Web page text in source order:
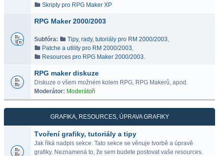
Skripty pro RPG Maker XP
RPG Maker 2000/2003
Subfóra: Tipy, rady, tutoriály pro RM 2000/2003,
Patche a utility pro RM 2000/2003,
Resources pro RPG Maker 2000/2003.
RPG maker diskuze
Diskuze o všem možném kolem RPG, RPG Makerů, apod.
Moderátor: Moderátoři
GRAFIKA, RESOURCES, ÚPRAVA GRAFIKY
Tvoření grafiky, tutoriály a tipy
Jak řiká nadpis sekce. Tato sekce se věnuje tvorbě a úpravě
grafiky. Neznamená to, že sem budete postovat vaše resources.